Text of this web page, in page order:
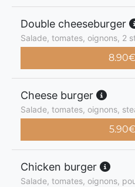
Double cheeseburger
Salade, tomates, oignons, 2
8.90€
Cheese burger
Salade, tomates, oignons,
5.90€
Chicken burger
Salade, tomates, oignons,